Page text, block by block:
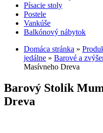
Písacie stoly
Postele
Vankúše
Balkónový nábytok
Domáca stránka »
jedálne » Barové a
Masívneho Dreva
Barový Stolík
Dreva